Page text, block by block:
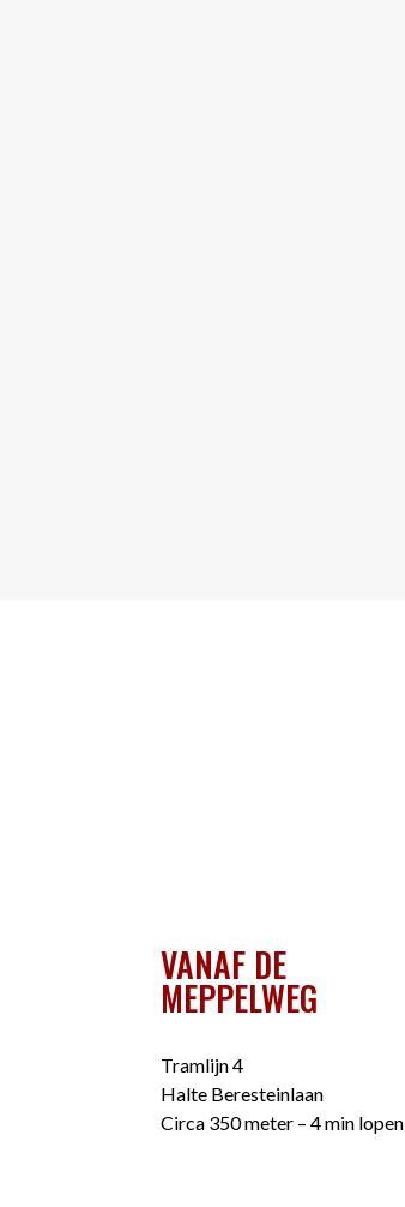
VANAF DE
MEPPELWEG
Tramlijn 4
Halte Beresteinlaan
Circa 350 meter – 4 min lopen